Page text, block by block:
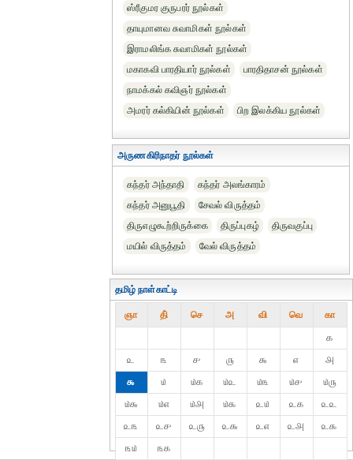
ஸ்ரீகுமர குருபரர் நூல்கள்
தாயுமானவ சுவாமிகள் நூல்கள்
இராமலிங்க சுவாமிகள் நூல்கள்
மகாகவி பாரதியார் நூல்கள்
பாரதிதாசன் நூல்கள்
நாமக்கல் கவிஞர் நூல்கள்
அமரர் கல்கியின் நூல்கள்
பிற இலக்கிய நூல்கள்
அருணகிரிநாதர் நூல்கள்
கந்தர் அந்தாதி
கந்தர் அலங்காரம்
கந்தர் அனுபூதி
சேவல் விருத்தம்
திருஎழுகூற்றிருக்கை
திருப்புகழ்
திருவகுப்பு
மயில் விருத்தம்
வேல் விருத்தம்
தமிழ் நாள்காட்டி
ஞா தி் செ அ வி வெ கா
௧
௨
௩ ௪ ௫ ௬ ௭
௮
௯
௰ ௰௧ ௰௨ ௰௩ ௰௪
௰௫
௰௬
௰௭ ௰௮ ௰௯ ௨௰ ௨௧
௨௨
௨௩
௨௪ ௨௫ ௨௬ ௨௭ ௨௮
௨௯
௩௰
௩௧